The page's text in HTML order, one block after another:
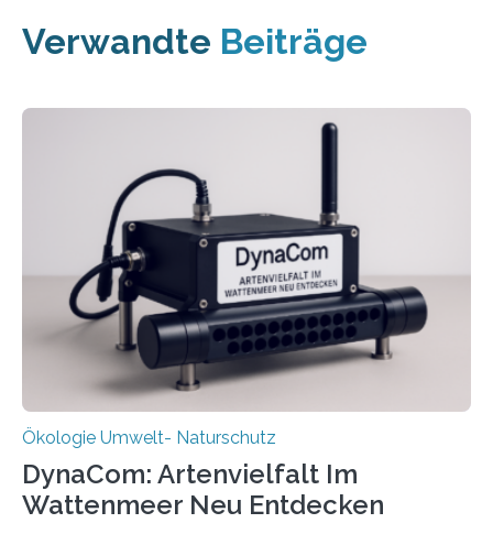
Verwandte Beiträge
Ökologie Umwelt- Naturschutz
DynaCom: Artenvielfalt Im
Wattenmeer Neu Entdecken